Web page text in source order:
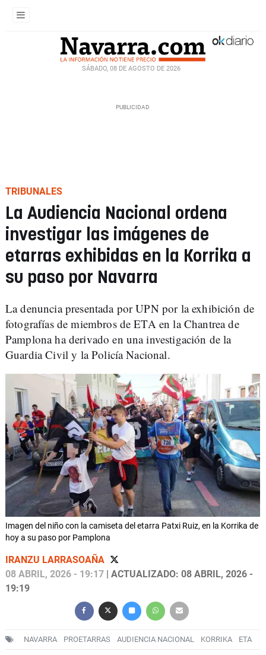
SÁBADO, 08 DE AGOSTO DE 2026
TRIBUNALES
La Audiencia Nacional ordena
investigar las imágenes de
etarras exhibidas en la Korrika a
su paso por Navarra
La denuncia presentada por UPN por la exhibición de
fotografías de miembros de ETA en la Chantrea de
Pamplona ha derivado en una investigación de la
Guardia Civil y la Policía Nacional.
Imagen del niño con la camiseta del etarra Patxi Ruiz, en la Korrika de
hoy a su paso por Pamplona
IRANZU LARRASOAÑA
08 ABRIL, 2026 - 19:17 | ACTUALIZADO: 08 ABRIL, 2026 -
19:19
NAVARRA PROETARRAS AUDIENCIA NACIONAL KORRIKA ETA